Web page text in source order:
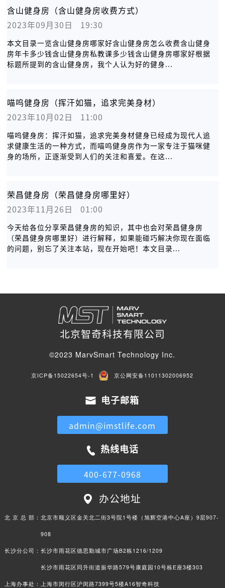
含山健身房（含山健身房收费方式）
2023年09月30日   19:30
本文目录一览含山健身房哪家好含山健身房怎么收费含山健身
房年卡多少钱含山健身房私教课多少钱含山健身房哪家好根据
标题所提到的含山健身房，我个人认为好的健身...
喵呜健身房（挥汗如猫，追求完美身材）
2023年10月02日   11:00
喵呜健身房：挥汗如猫，追求完美身材健身已经成为现代人追
求健康生活的一种方式，而喵呜健身房作为一家专注于猫咪健
身的场所，正逐渐受到人们的关注和喜爱。在这...
荣昌健身房（荣昌健身房哪里好）
2023年11月26日   01:00
今天给各位分享荣昌健身房的知识，其中也会对荣昌健身房
（荣昌健身房哪里好）进行解释，如果能碰巧解决你现在面临
的问题，别忘了关注本站，现在开始吧！本文目录...
北京智奇科技有限公司
©2023 MarvSmart Technology Inc.
京ICP备15022654号-1 京公网安备11011302006952
电子邮箱
admin@imstlife.com
热线电话
400-677-0968
办公地址
北 京 总 部： 北京市顺义区金关北二街3号院1号楼（旭辉空港中心A座）9层907-
908
长沙分公司： 长沙市雨花区德思勤城市广场B2栋1216/1209
长沙市雨花区同升街道振华路579号康庭园10号栋E座3楼303
上海办事处： 上海市闵行区沪闵路7399号5楼A16智奇科技